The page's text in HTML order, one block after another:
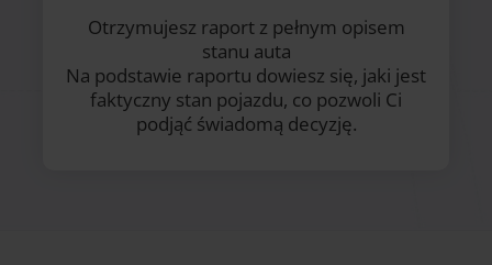
Otrzymujesz raport z pełnym opisem
stanu auta
Na podstawie raportu dowiesz się, jaki jest
faktyczny stan pojazdu, co pozwoli Ci
podjąć świadomą decyzję.